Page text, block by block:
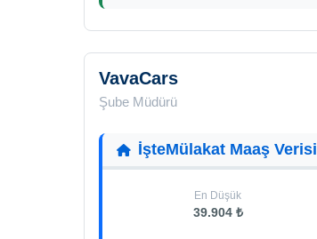
VavaCars
Şube Müdürü
İşteMülakat Maaş Verisi
En Düşük
39.904 ₺